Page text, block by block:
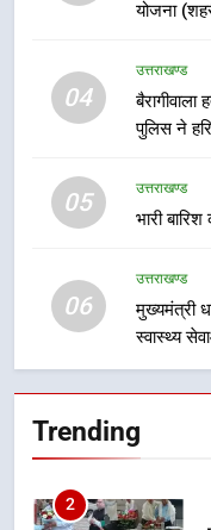
योजना
04
उत्तराखण्ड
पुलिस ने
05
उत्तराखण्ड
भारी
06
उत्तराखण्ड
मुख्यमंत्री
स्वास्थ्य
Trending
1
3